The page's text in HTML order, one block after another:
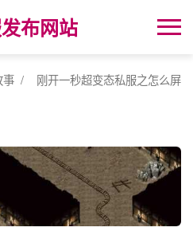
布网站
事 /
刚开一秒超变态私服之怎么屏